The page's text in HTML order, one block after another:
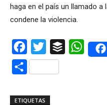
haga en el país un llamado a
condene la violencia.
Facebook
Twitter Buffer
Compartir
ETIQUETAS